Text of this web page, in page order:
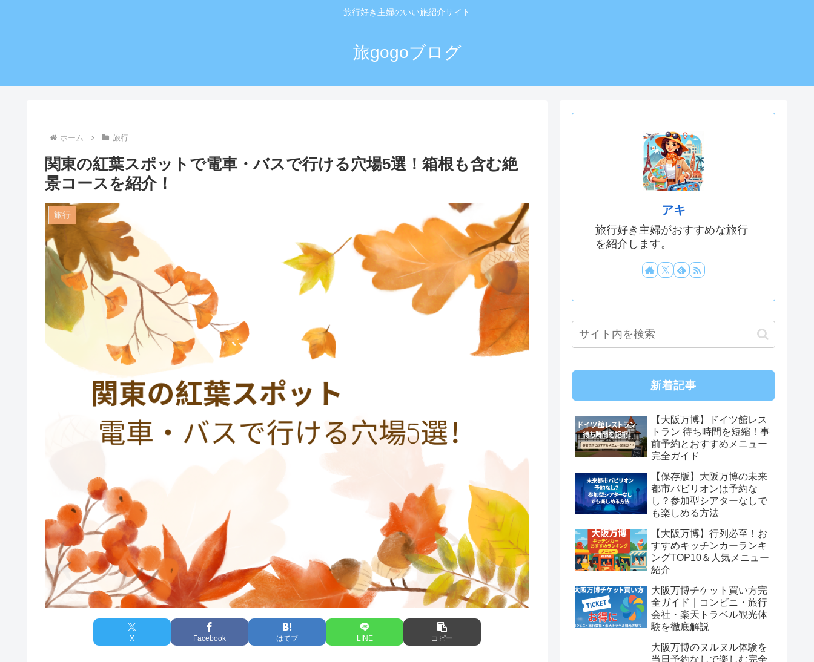
旅行好き主婦のいい旅紹介サイト
旅gogoブログ
ホーム 旅行
関東の紅葉スポットで電車・バスで行ける穴場5選！箱根も含む絶
景コースを紹介！
旅行
X Facebook はてブ LINE コピー
アキ
旅行好き主婦がおすすめな旅行
を紹介します。
新着記事
【大阪万博】ドイツ館レス
トラン 待ち時間を短縮！事
前予約とおすすめメニュー
完全ガイド
【保存版】大阪万博の未来
都市パビリオンは予約な
し？参加型シアターなしで
も楽しめる方法
【大阪万博】行列必至！お
すすめキッチンカーランキ
ングTOP10＆人気メニュー
紹介
大阪万博チケット買い方完
全ガイド｜コンビニ・旅行
会社・楽天トラベル観光体
験を徹底解説
大阪万博のヌルヌル体験を
当日予約なしで楽しむ完全